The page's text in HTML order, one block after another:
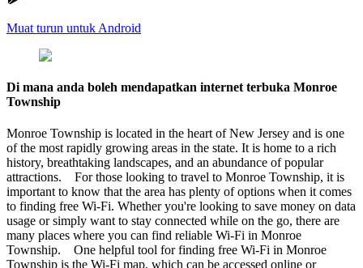
Muat turun untuk Android
Di mana anda boleh mendapatkan internet terbuka Monroe
Township
Monroe Township is located in the heart of New Jersey and is one
of the most rapidly growing areas in the state. It is home to a rich
history, breathtaking landscapes, and an abundance of popular
attractions. For those looking to travel to Monroe Township, it is
important to know that the area has plenty of options when it comes
to finding free Wi-Fi. Whether you're looking to save money on data
usage or simply want to stay connected while on the go, there are
many places where you can find reliable Wi-Fi in Monroe
Township. One helpful tool for finding free Wi-Fi in Monroe
Township is the Wi-Fi map, which can be accessed online or